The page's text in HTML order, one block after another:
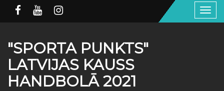
"SPORTA PUNKTS"
LATVIJAS KAUSS
HANDBOLĀ 2021